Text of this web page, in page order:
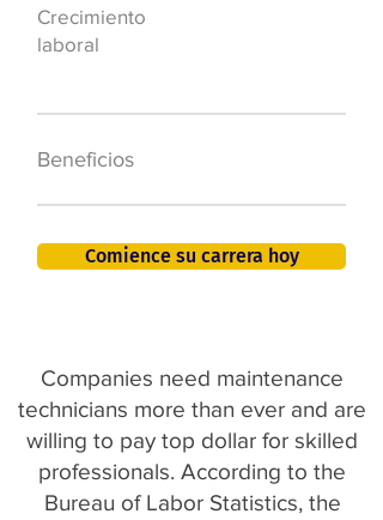
Crecimiento
laboral
Beneficios
Comience su carrera hoy
Companies need maintenance
technicians more than ever and are
willing to pay top dollar for skilled
professionals. According to the
Bureau of Labor Statistics, the